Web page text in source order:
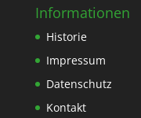
Informationen
Historie
Impressum
Datenschutz
Kontakt